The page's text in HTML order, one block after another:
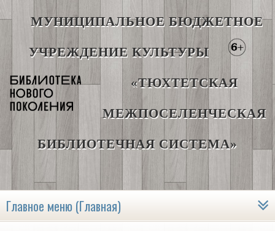
МУНИЦИПАЛЬНОЕ БЮДЖЕТНОЕ
УЧРЕЖДЕНИЕ КУЛЬТУРЫ
«ТЮХТЕТСКАЯ
МЕЖПОСЕЛЕНЧЕСКАЯ
БИБЛИОТЕЧНАЯ СИСТЕМА»
Главное меню (Главная)